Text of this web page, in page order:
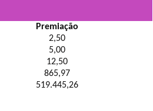
Premiação
2,50
5,00
12,50
865,97
519.445,26